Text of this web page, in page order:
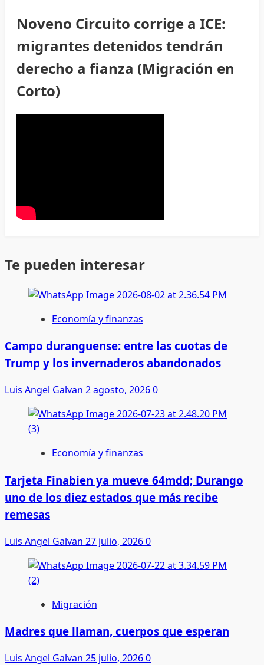
Noveno Circuito corrige a ICE:
migrantes detenidos tendrán
derecho a fianza (Migración en
Corto)
Te pueden interesar
Economía y finanzas
Campo duranguense: entre las cuotas de
Trump y los invernaderos abandonados
Luis Angel Galvan 2 agosto, 20260
Economía y finanzas
Tarjeta Finabien ya mueve 64mdd; Durango
uno de los diez estados que más recibe
remesas
Luis Angel Galvan 27 julio, 20260
Migración
Madres que llaman, cuerpos que esperan
Luis Angel Galvan 25 julio, 20260